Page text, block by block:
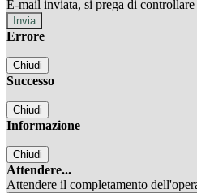
E-mail inviata, si prega di
Errore
Chiudi
Successo
Chiudi
Informazione
Chiudi
Attendere...
Attendere il completamento